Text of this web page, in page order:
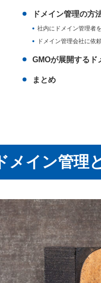
ドメイン管理の方
社内にドメイン管理者
ドメイン管理会社に依
GMOが展開するド
まとめ
ドメイン管理